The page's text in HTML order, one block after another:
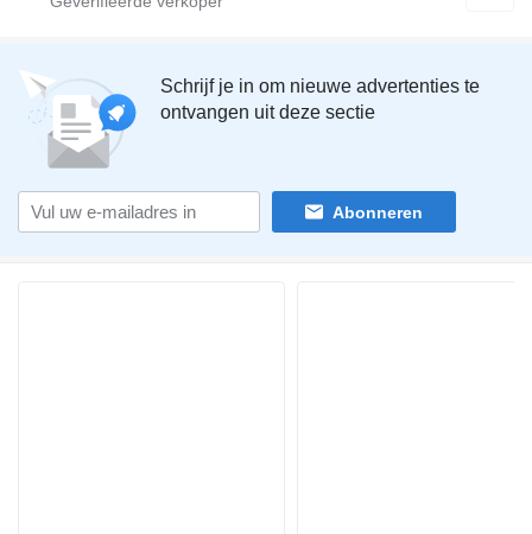
Schrijf je in om nieuwe advertenties te
ontvangen uit deze sectie
Abonneren